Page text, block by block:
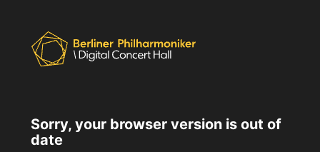
Sorry, your browser version is out of
date